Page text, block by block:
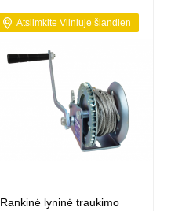
Atsiimkite Vilniuje šiandien
Rankinė lyninė traukimo